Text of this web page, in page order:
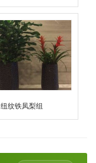
纽纹铁凤梨组